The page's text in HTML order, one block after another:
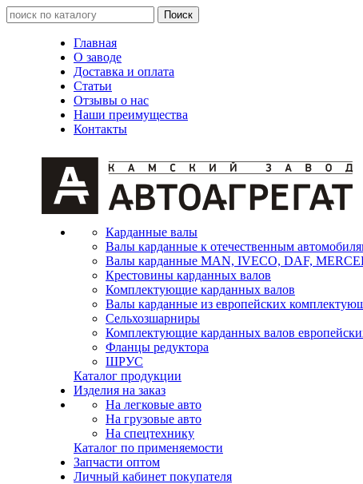
Главная
О заводе
Доставка и оплата
Статьи
Отзывы о нас
Наши преимущества
Контакты
Карданные валы
Валы карданные к отечественным
Валы карданные MAN, IVECO, DAF,
Крестовины карданных валов
Комплектующие карданных валов
Валы карданные из европейских
Сельхозшарниры
Комплектующие карданных валов
Фланцы редуктора
ШРУС
Каталог продукции
Изделия на заказ
На легковые авто
На грузовые авто
На спецтехнику
Каталог по применяемости
Запчасти оптом
Личный кабинет покупателя